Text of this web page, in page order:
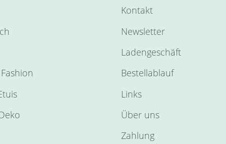
Kontakt
Newsletter
Ladengeschäft
Bestellablauf
Links
Über uns
Zahlung